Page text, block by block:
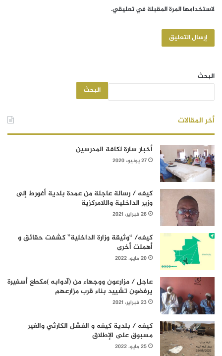
لاستخدامها المرة المقبلة في تعليقي.
البحث
البحث
أخر المقالات
أخبار سارة لكافة المدرسين
27 يونيو، 2020
كيفه / رسالة عاجلة من عمدة بلدية أغورط إلى
وزير الداخلية واللامركزية
26 فبراير، 2021
كيفه/ “وثيقة وزارة الداخلية” كشفت حقائق و
أهملت أخرى
20 مايو، 2022
عاجل / مزارعون ووجهاء من (آدوابه )مكطع أسفيرة
يرفضون تشييد بناء قرب مزارعهم
23 فبراير، 2021
كيفه / بلدية كيفه و الفشل الكارثي والغير
مسبوق على الإطلاق
25 مايو، 2022